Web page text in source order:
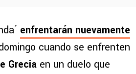
enfrentarán nuevamente
cuando se enfrenten
Grecia en un duelo que